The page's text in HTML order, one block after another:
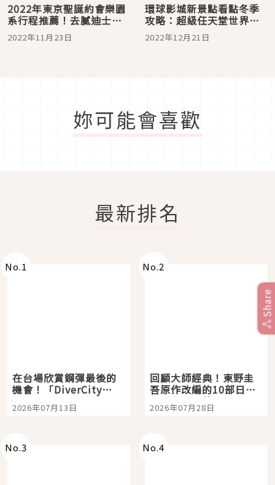
2022年東京聖誕約會樂園
系行程推薦！去膩迪士尼
了？貪心點一天去兩家樂
園玩吧
2022年11月23日
環球影城新景點看點冬季
攻略：超級任天堂世界帶
你親身體驗一比一的遊戲
世界！
2022年12月21日
妳可能會喜歡
最新排名
No.1
在台場欣賞鋼彈最後的
機會！「DiverCity
Tokyo Plaza」搭船、
購物、美食及夜景，一
2026年07月13日
No.2
回顧大師經典！東野圭
吾原作改編的10部日本
影視作品推薦
2026年07月28日
No.3 No.4
Share